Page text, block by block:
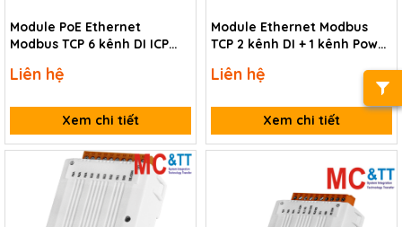
Module PoE Ethernet
Modbus TCP 6 kênh DI ICP
Liên hệ
Xem chi tiết
Module Ethernet Modbus
TCP 2 kênh DI + 1 kênh Power
Liên hệ
Xem chi tiết